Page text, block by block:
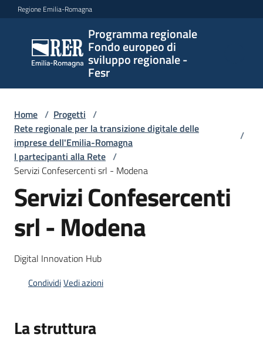
Vai al contenuto
Vai alla navigazione
Vai al footer
Regione Emilia-Romagna
Programma regionale
Fondo europeo di
sviluppo regionale -
Fesr
Programma
regionale
Fondo
europeo di
regionale -
Fesr
Programmi
strategie
Home / Progetti /
Rete regionale per la transizione digitale delle
imprese dell'Emilia-Romagna
/
I partecipanti alla Rete /
Servizi Confesercenti srl - Modena
Servizi Confesercenti
srl - Modena
Digital Innovation Hub
CondividiVedi azioni
La struttura